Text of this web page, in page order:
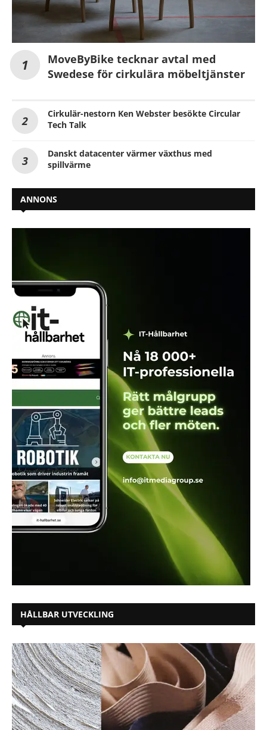
MoveByBike tecknar avtal med
Swedese för cirkulära möbeltjänster
Cirkulär-nestorn Ken Webster besökte Circular
Tech Talk
Danskt datacenter värmer växthus med
spillvärme
ANNONS
HÅLLBAR UTVECKLING